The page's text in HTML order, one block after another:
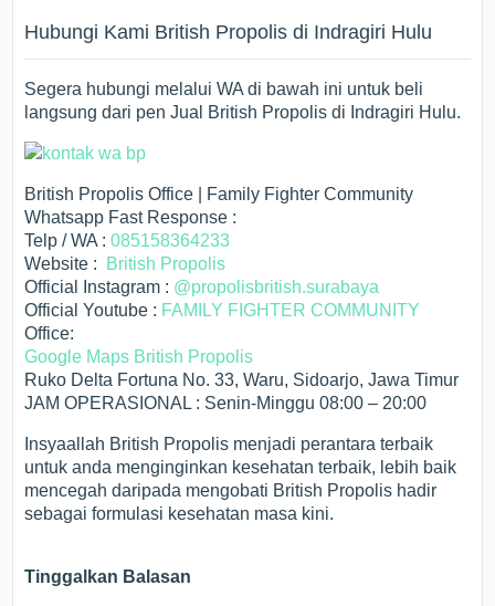
Hubungi Kami British Propolis di Indragiri Hulu
Segera hubungi melalui WA di bawah ini untuk beli
langsung dari pen Jual British Propolis di Indragiri Hulu.
British Propolis Office | Family Fighter Community
Whatsapp Fast Response :
Telp / WA :085158364233
Website :
British Propolis
Official Instagram : @propolisbritish.surabaya
Official Youtube : FAMILY FIGHTER COMMUNITY
Office:
Google Maps British Propolis
Ruko Delta Fortuna No. 33, Waru, Sidoarjo, Jawa Timur
JAM OPERASIONAL : Senin-Minggu 08:00 – 20:00
Insyaallah British Propolis menjadi perantara terbaik
untuk anda menginginkan kesehatan terbaik, lebih baik
mencegah daripada mengobati British Propolis hadir
sebagai formulasi kesehatan masa kini.
Tinggalkan Balasan